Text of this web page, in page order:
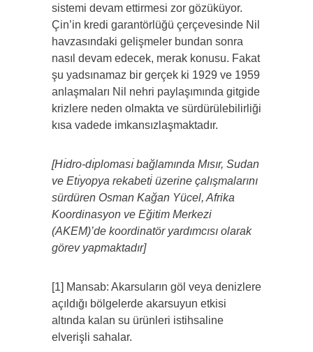
sistemi devam ettirmesi zor gözüküyor.
Çin’in kredi garantörlüğü çerçevesinde Nil
havzasındaki gelişmeler bundan sonra
nasıl devam edecek, merak konusu. Fakat
şu yadsınamaz bir gerçek ki 1929 ve 1959
anlaşmaları Nil nehri paylaşımında gitgide
krizlere neden olmakta ve sürdürülebilirliği
kısa vadede imkansızlaşmaktadır.
[Hı̇dro-dı̇ploması̇ bağlamında Mısır, Sudan
ve Etı̇yopya rekabeti̇ üzerine çalışmalarını
sürdüren Osman Kağan Yücel, Afrika
Koordinasyon ve Eğitim Merkezi
(AKEM)’de koordinatör yardımcısı olarak
görev yapmaktadır]
[1] Mansab: Akarsuların göl veya denizlere
açıldığı bölgelerde akarsuyun etkisi
altında kalan su ürünleri istihsaline
elverişli sahalar.